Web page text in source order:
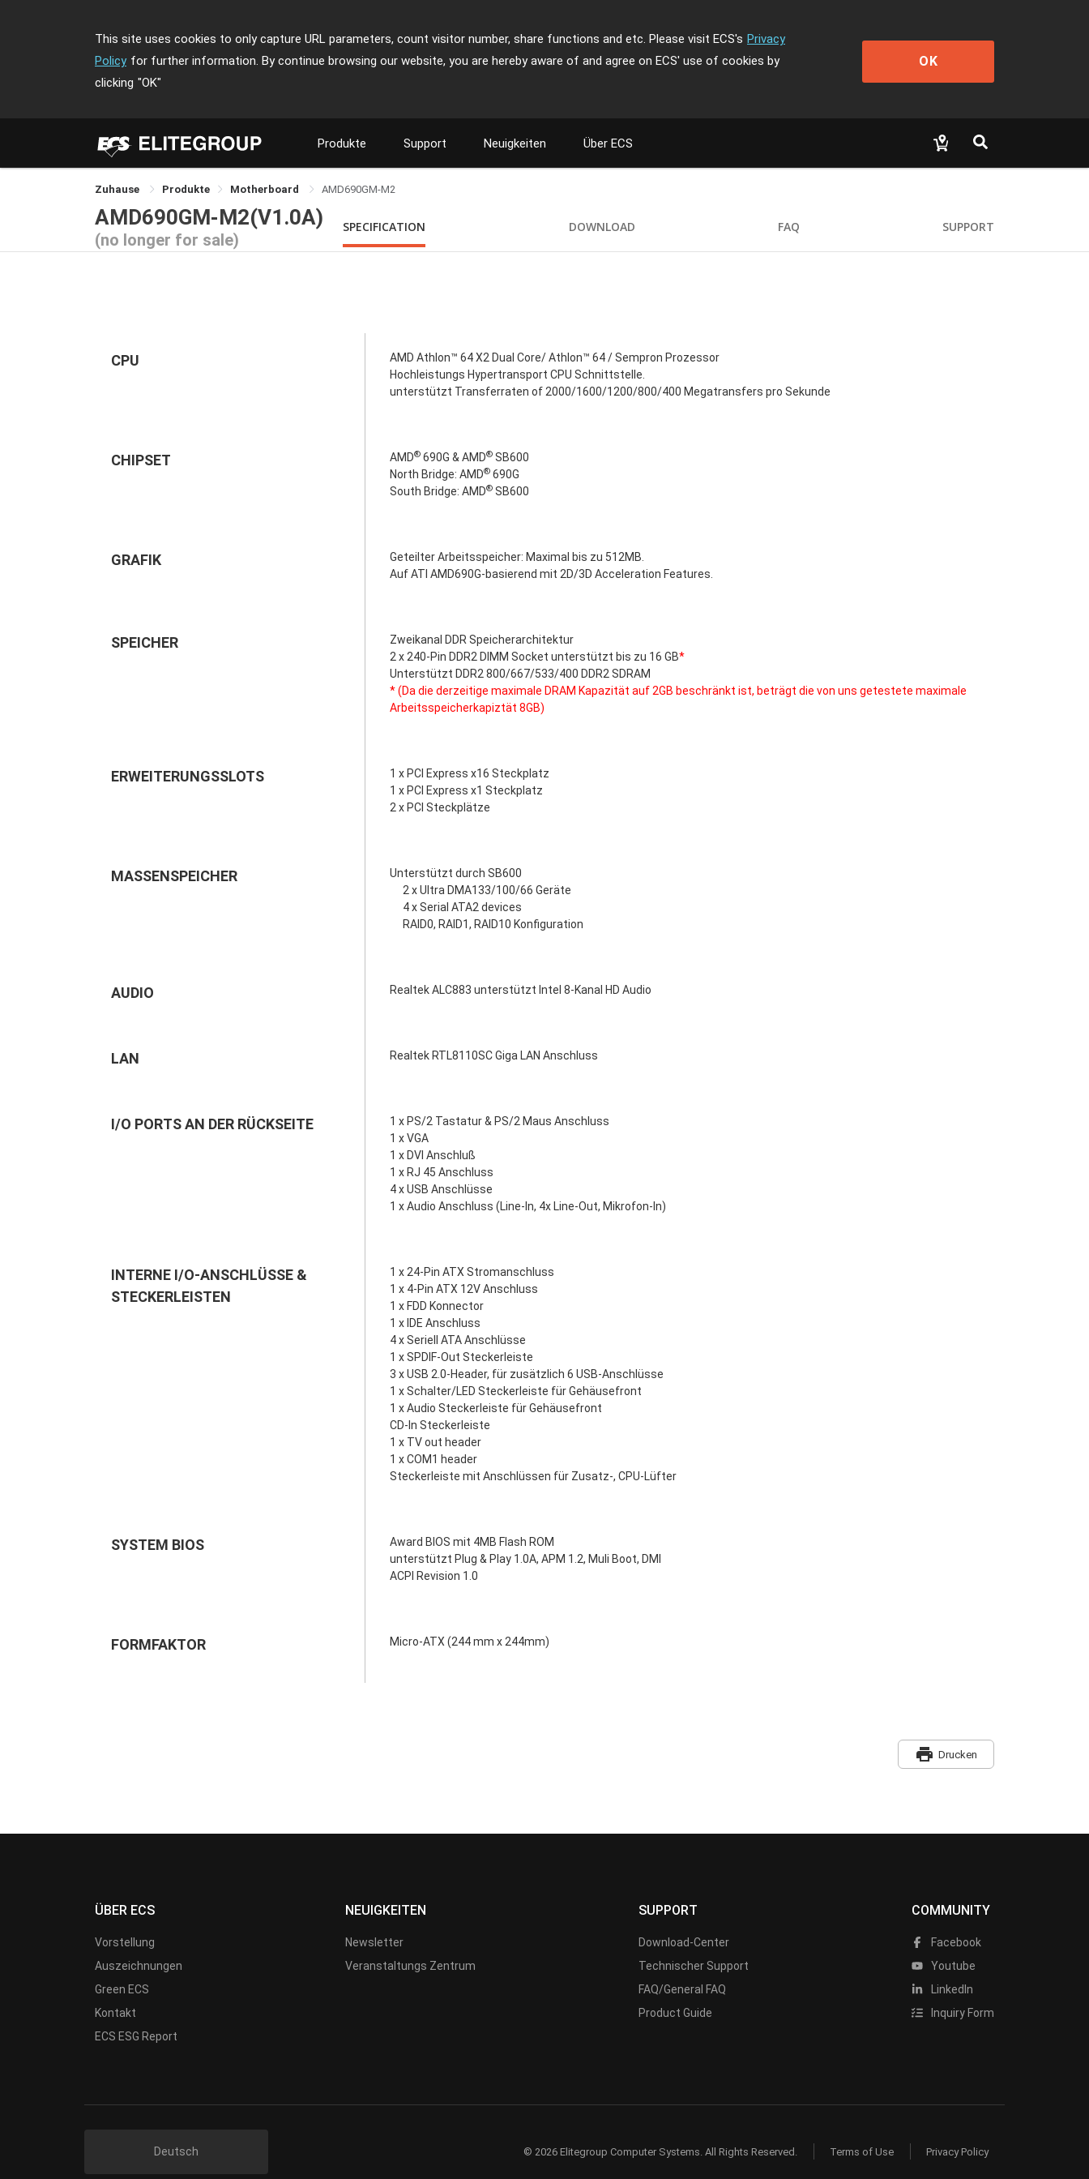
This site uses cookies to only capture URL parameters, count visitor number, share functions and etc. Please visit ECS's Privacy
Policy for further information. By continue browsing our website, you are hereby aware of and agree on ECS' use of cookies by
clicking "OK"
OK
Produkte Support Neuigkeiten Über ECS
Zuhause Produkte Motherboard AMD690GM-M2
AMD690GM-M2(V1.0A)
(no longer for sale)
SPECIFICATION DOWNLOAD FAQ SUPPORT
CPU
AMD Athlon™ 64 X2 Dual Core/ Athlon™ 64 / Sempron Prozessor
Hochleistungs Hypertransport CPU Schnittstelle.
unterstützt Transferraten of 2000/1600/1200/800/400 Megatransfers pro Sekunde
CHIPSET AMD® 690G & AMD® SB600
North Bridge: AMD® 690G
South Bridge: AMD® SB600
GRAFIK
Geteilter Arbeitsspeicher: Maximal bis zu 512MB.
Auf ATI AMD690G-basierend mit 2D/3D Acceleration Features.
SPEICHER
Zweikanal DDR Speicherarchitektur
2 x 240-Pin DDR2 DIMM Socket unterstützt bis zu 16 GB*
Unterstützt DDR2 800/667/533/400 DDR2 SDRAM
* (Da die derzeitige maximale DRAM Kapazität auf 2GB beschränkt ist, beträgt die von uns getestete maximale
Arbeitsspeicherkapiztät 8GB)
ERWEITERUNGSSLOTS
1 x PCI Express x16 Steckplatz
1 x PCI Express x1 Steckplatz
2 x PCI Steckplätze
MASSENSPEICHER
Unterstützt durch SB600
2 x Ultra DMA133/100/66 Geräte
4 x Serial ATA2 devices
RAID0, RAID1, RAID10 Konfiguration
AUDIO Realtek ALC883 unterstützt Intel 8-Kanal HD Audio
LAN Realtek RTL8110SC Giga LAN Anschluss
I/O PORTS AN DER RÜCKSEITE
1 x PS/2 Tastatur & PS/2 Maus Anschluss
1 x VGA
1 x DVI Anschluß
1 x RJ 45 Anschluss
4 x USB Anschlüsse
1 x Audio Anschluss (Line-In, 4x Line-Out, Mikrofon-In)
INTERNE I/O-ANSCHLÜSSE &
STECKERLEISTEN
1 x 24-Pin ATX Stromanschluss
1 x 4-Pin ATX 12V Anschluss
1 x FDD Konnector
1 x IDE Anschluss
4 x Seriell ATA Anschlüsse
1 x SPDIF-Out Steckerleiste
3 x USB 2.0-Header, für zusätzlich 6 USB-Anschlüsse
1 x Schalter/LED Steckerleiste für Gehäusefront
1 x Audio Steckerleiste für Gehäusefront
CD-In Steckerleiste
1 x TV out header
1 x COM1 header
Steckerleiste mit Anschlüssen für Zusatz-, CPU-Lüfter
SYSTEM BIOS
Award BIOS mit 4MB Flash ROM
unterstützt Plug & Play 1.0A, APM 1.2, Muli Boot, DMI
ACPI Revision 1.0
FORMFAKTOR Micro-ATX (244 mm x 244mm)
print Drucken
ÜBER ECS
Vorstellung
Auszeichnungen
Green ECS
Kontakt
ECS ESG Report
NEUIGKEITEN
Newsletter
Veranstaltungs Zentrum
SUPPORT
Download-Center
Technischer Support
FAQ/General FAQ
Product Guide
COMMUNITY
Facebook
Youtube
LinkedIn
Inquiry Form
Deutsch © 2026 Elitegroup Computer Systems. All Rights Reserved. Terms of Use Privacy Policy